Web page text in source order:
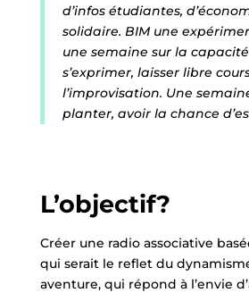
d’infos étudiantes,
solidaire. BIM une
une semaine sur la
s’exprimer, laisser libre
l’improvisation. Une
planter, avoir la chance
L’objectif?
Créer une radio associative
qui serait le reflet du
aventure, qui répond à l’envie